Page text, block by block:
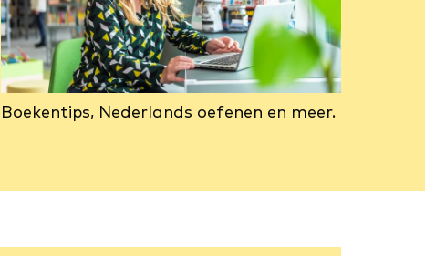
Boekentips, Nederlands oefenen en meer.